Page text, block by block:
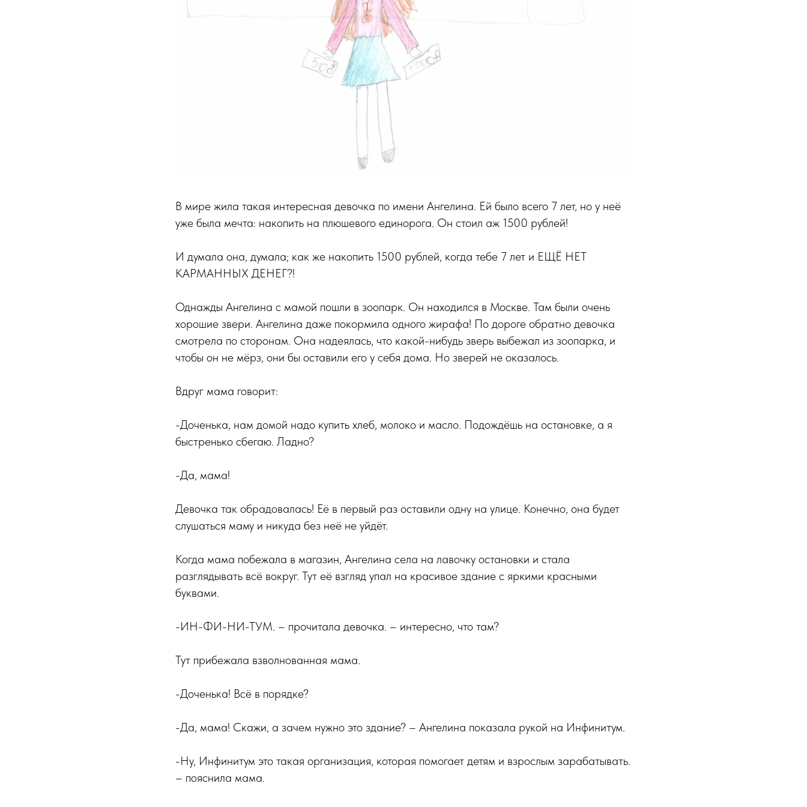
В мире жила такая интересная девочка по имени Ангелина. Ей было всего 7 лет, но у неё
уже была мечта: накопить на плюшевого единорога. Он стоил аж 1500 рублей!
И думала она, думала; как же накопить 1500 рублей, когда тебе 7 лет и ЕЩЁ НЕТ
КАРМАННЫХ ДЕНЕГ?!
Однажды Ангелина с мамой пошли в зоопарк. Он находился в Москве. Там были очень
хорошие звери. Ангелина даже покормила одного жирафа! По дороге обратно девочка
смотрела по сторонам. Она надеялась, что какой-нибудь зверь выбежал из зоопарка, и
чтобы он не мёрз, они бы оставили его у себя дома. Но зверей не оказалось.
Вдруг мама говорит:
-Доченька, нам домой надо купить хлеб, молоко и масло. Подождёшь на остановке, а я
быстренько сбегаю. Ладно?
-Да, мама!
Девочка так обрадовалась! Её в первый раз оставили одну на улице. Конечно, она будет
слушаться маму и никуда без неё не уйдёт.
Когда мама побежала в магазин, Ангелина села на лавочку остановки и стала
разглядывать всё вокруг. Тут её взгляд упал на красивое здание с яркими красными
буквами.
-ИН-ФИ-НИ-ТУМ. – прочитала девочка. – интересно, что там?
Тут прибежала взволнованная мама.
-Доченька! Всё в порядке?
-Да, мама! Скажи, а зачем нужно это здание? – Ангелина показала рукой на Инфинитум.
-Ну, Инфинитум это такая организация, которая помогает детям и взрослым зарабатывать.
– пояснила мама.